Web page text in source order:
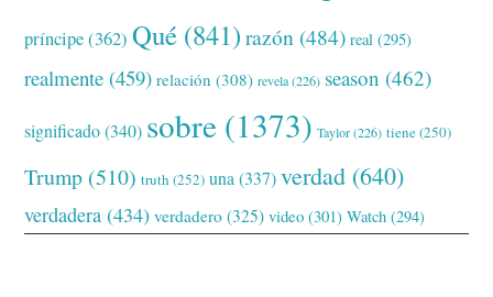
príncipe(362) Qué (841) razón (484) real (295)
realmente (459) relación (308) revela(226) season (462)
significado(340) sobre (1373) Taylor(226) tiene(250)
Trump (510) truth (252) una (337) verdad (640)
verdadera (434) verdadero (325) video (301) Watch (294)